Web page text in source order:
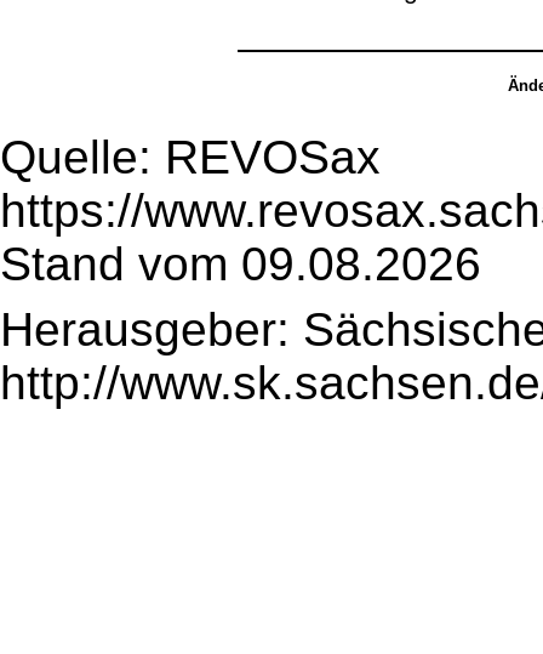
Quelle: REVOSax
https://
Stand vom 09.08.2026
Herausgeber:
http://